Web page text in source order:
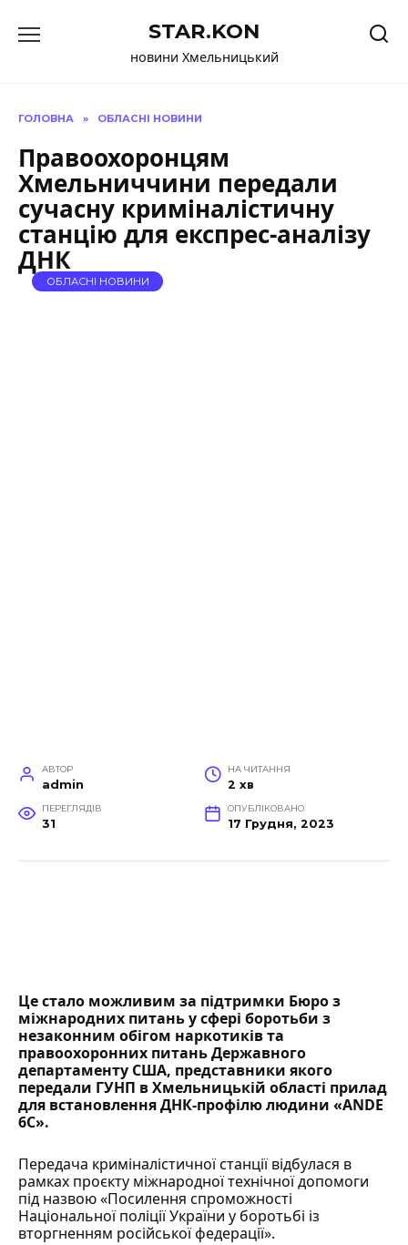
до
STAR.KON
новини Хмельницький
ГОЛОВНА » ОБЛАСНІ НОВИНИ
Правоохоронцям
Хмельниччини передали
сучасну криміналістичну
станцію для експрес-аналізу
ДНК
ОБЛАСНІ НОВИНИ
АВТОР
admin
НА ЧИТАННЯ
2 хв
ПЕРЕГЛЯДІВ
31
ОПУБЛІКОВАНО
17 Грудня, 2023
Це стало можливим за підтримки Бюро з
міжнародних питань у сфері боротьби з
незаконним обігом наркотиків та
правоохоронних питань Державного
департаменту США, представники якого
передали ГУНП в Хмельницькій області прилад
для встановлення ДНК-профілюлюдини «ANDE
6С».
Передача криміналістичної станції відбулася в
рамках проєкту міжнародної технічної допомоги
під назвою «Посилення спроможності
Національної поліції України у боротьбі із
вторгненням російської федерації».